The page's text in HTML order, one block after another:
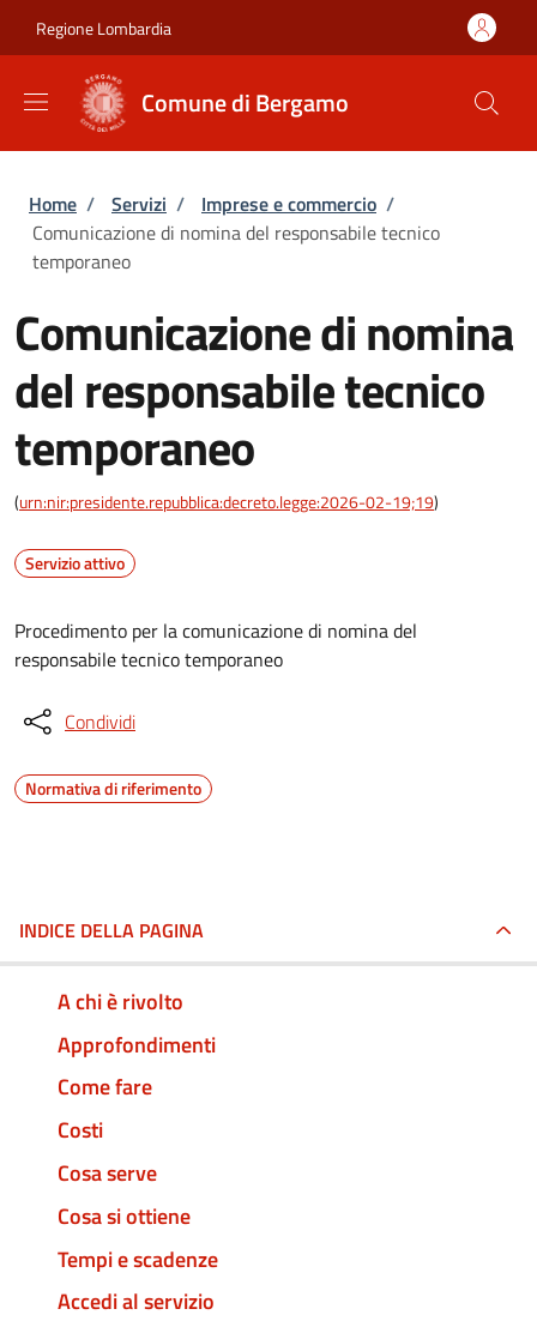
Regione Lombardia
Comune di Bergamo
Briciole di pane
Home / Servizi / Imprese e commercio /
Comunicazione di nomina del responsabile tecnico
temporaneo
Comunicazione di nomina
del responsabile tecnico
temporaneo
(urn:nir:presidente.repubblica:decreto.legge:2026-02-19;19)
Servizio attivo
Procedimento per la comunicazione di nomina del
responsabile tecnico temporaneo
Condividi
Normativa di riferimento
INDICE DELLA PAGINA
A chi è rivolto
Approfondimenti
Come fare
Costi
Cosa serve
Cosa si ottiene
Tempi e scadenze
Accedi al servizio